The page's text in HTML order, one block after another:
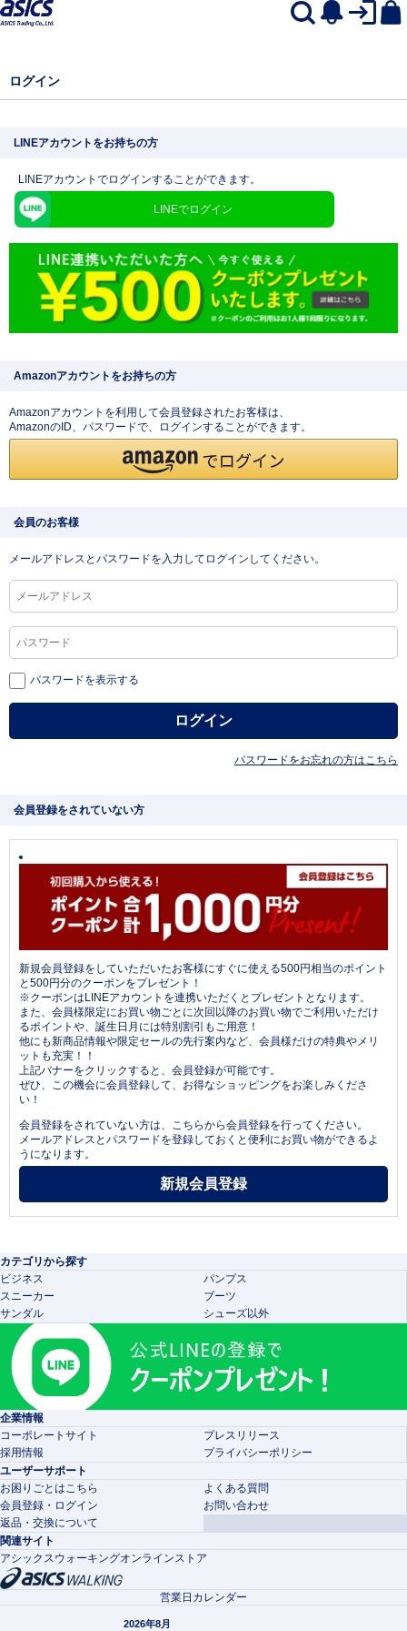
ログイン
LINEアカウントをお持ちの方
LINEアカウントでログインすることができます。
LINEでログイン
Amazonアカウントをお持ちの方
Amazonアカウントを利用して会員登録されたお客様は、
AmazonのID、パスワードで、ログインすることができます。
会員のお客様
メールアドレスとパスワードを入力してログインしてください。
パスワードを表示する
パスワードをお忘れの方はこちら
会員登録をされていない方
新規会員登録をしていただいたお客様にすぐに使える500円相当のポイント
と500円分のクーポンをプレゼント！
※クーポンはLINEアカウントを連携いただくとプレゼントとなります。
また、会員様限定にお買い物ごとに次回以降のお買い物でご利用いただけ
るポイントや、誕生日月には特別割引もご用意！
他にも新商品情報や限定セールの先行案内など、会員様だけの特典やメリ
ットも充実！！
上記バナーをクリックすると、会員登録が可能です。
ぜひ、この機会に会員登録して、お得なショッピングをお楽しみくださ
い！
会員登録をされていない方は、こちらから会員登録を行ってください。
メールアドレスとパスワードを登録しておくと便利にお買い物ができるよ
うになります。
カテゴリから探す
ビジネス
パンプス
スニーカー
ブーツ
サンダル
シューズ以外
企業情報
コーポレートサイト
プレスリリース
採用情報
プライバシーポリシー
ユーザーサポート
お困りごとはこちら
よくある質問
会員登録・ログイン
お問い合わせ
返品・交換について
関連サイト
アシックスウォーキングオンラインストア
営業日カレンダー
2026年8月